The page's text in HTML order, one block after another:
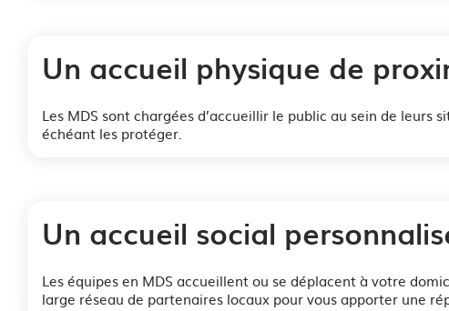
Un accueil physique de
Les MDS sont chargées d’accueillir le public au sein de
échéant les protéger.
Un accueil social
Les équipes en MDS accueillent ou se déplacent à votre
large réseau de partenaires locaux pour vous apporter une